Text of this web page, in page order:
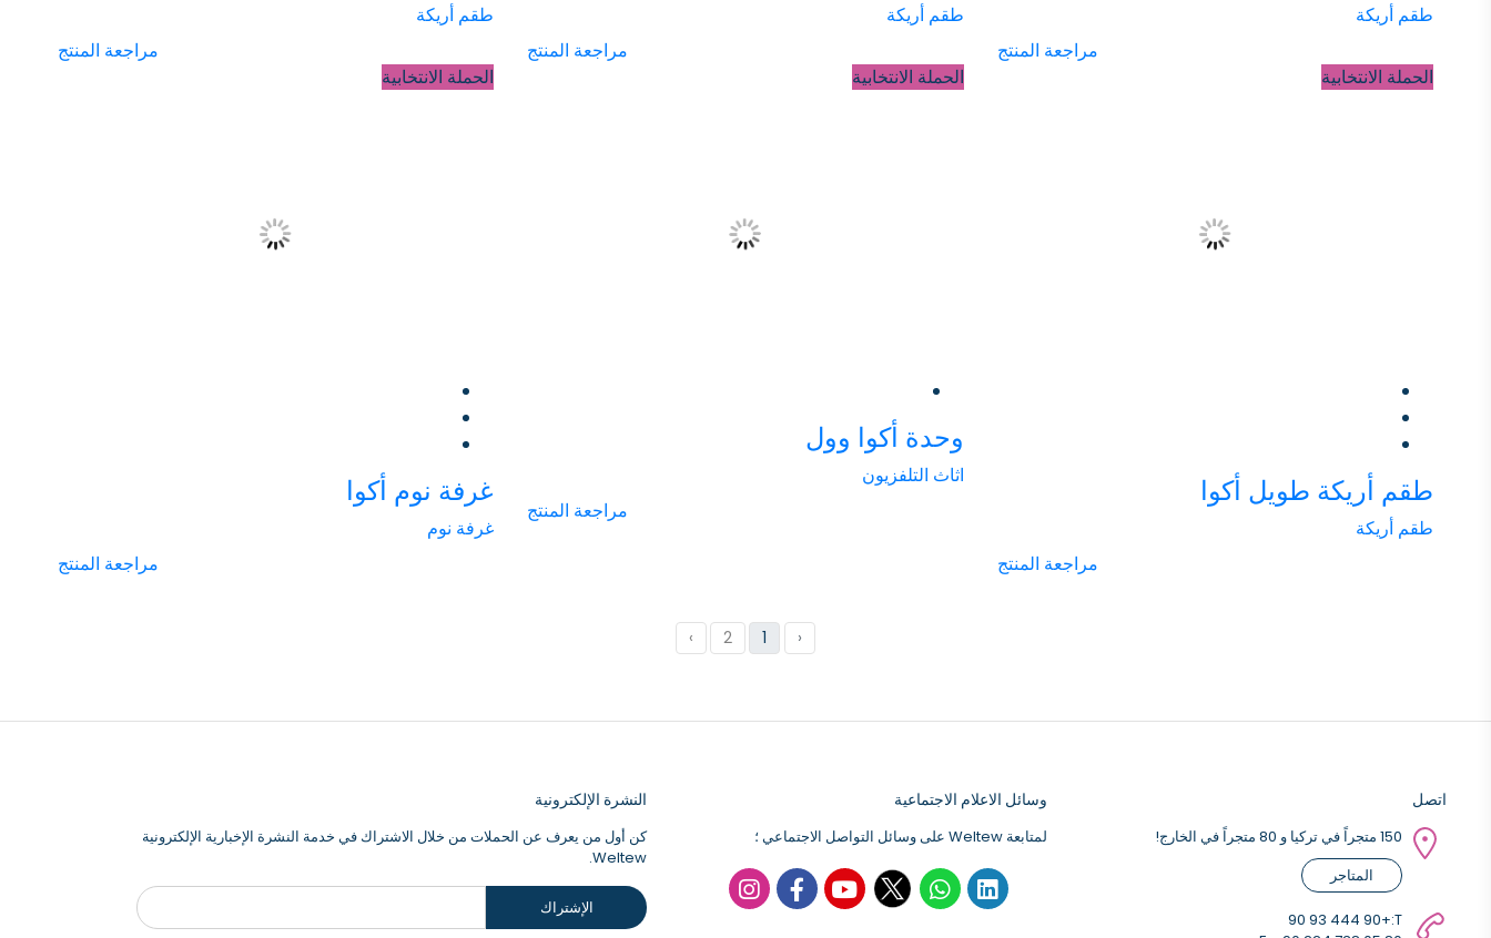
طقم أريكة
مراجعة المنتج
طقم أريكة
مراجعة المنتج
طقم أريكة
مراجعة المنتج
الحملة الانتخابية
طقم أريكة طويل أكوا
طقم أريكة
مراجعة المنتج
الحملة الانتخابية
وحدة أكوا وول
اثاث التلفزيون
مراجعة المنتج
الحملة الانتخابية
غرفة نوم أكوا
غرفة نوم
مراجعة المنتج
‹
1
2
›
اتصل
150 متجراً في تركيا و 80 متجراً في الخارج!
المتاجر
T:
+90 444 93 90
وسائل الاعلام الاجتماعية
لمتابعة Weltew على وسائل التواصل الاجتماعي ؛
النشرة الإلكترونية
كن أول من يعرف عن الحملات من خلال الاشتراك في خدمة النشرة الإخبارية الإلكترونية
Weltew.
الإشتراك